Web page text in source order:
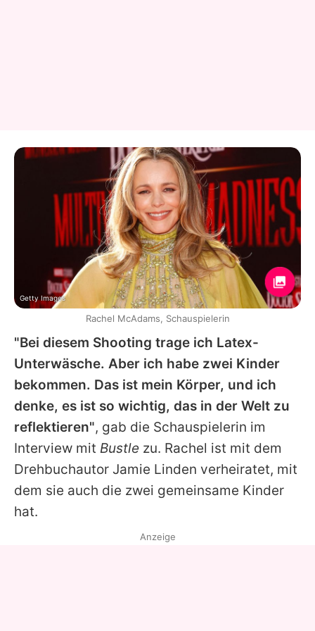
"Bei diesem Shooting trage ich Latex-
Unterwäsche. Aber ich habe zwei Kinder
bekommen. Das ist mein Körper, und ich
denke, es ist so wichtig, das in der Welt zu
reflektieren", gab die Schauspielerin im
Interview mit Bustle zu. Rachel ist mit dem
Drehbuchautor Jamie Linden verheiratet, mit
dem sie auch die zwei gemeinsame Kinder
hat.
Getty Images
Rachel McAdams, Schauspielerin
Anzeige